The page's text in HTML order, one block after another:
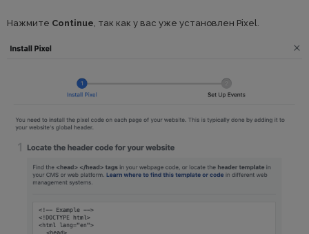
Нажмите Continue, так как у вас уже установлен Pixel.